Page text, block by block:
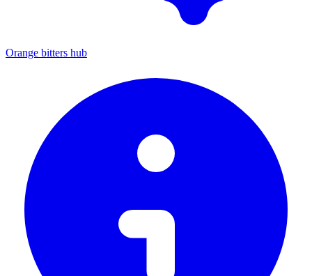
Orange bitters hub